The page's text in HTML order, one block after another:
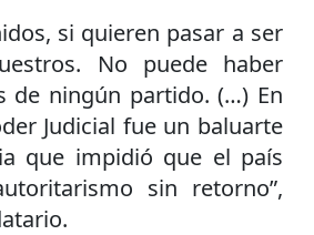
si quieren pasar a ser
No puede haber
de ningún partido. (…) En
Judicial fue un baluarte
que impidió que el país
sin retorno”,